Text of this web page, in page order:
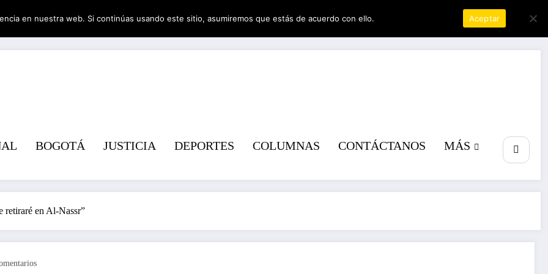
BOGOTÁ JUSTICIA DEPORTES COLUMNAS CONTÁCTANOS MÁS
retiraré en Al-Nassr”
en nuestra web. Si continúas usando este sitio, asumiremos que estás de acuerdo con ello. Aceptar